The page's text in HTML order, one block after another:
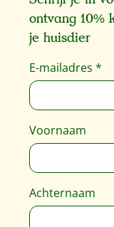
ontvang 10%
je huisdier
E-mailadres *
Voornaam
Achternaam